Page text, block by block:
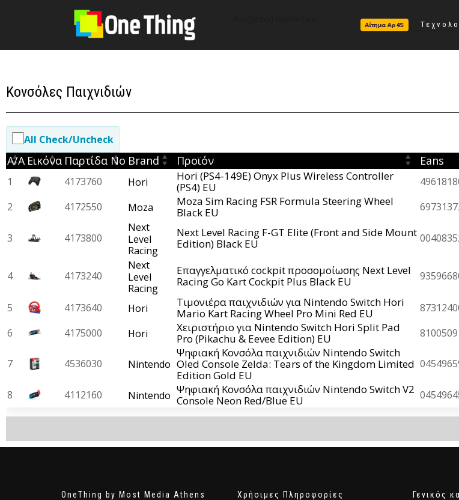
Κονσόλες Παιχνιδιών
All Check/Uncheck
Α/Α Εικόνα Παρτίδα Νο Brand Προϊόν Eans
1 4173760 Hori
Hori (PS4-149E) Onyx Plus Wireless Controller
(PS4) EU
2
4172550 Moza
Moza Sim Racing FSR Formula Steering Wheel
Black EU
3
4173800
Next
Level
Racing
Next Level Racing F-GT Elite (Front and Side Mount
Edition) Black EU
4 4173240
Next
Level
Racing
Επαγγελματικό cockpit προσομοίωσης Next Level
Racing Go Kart Cockpit Plus Black EU
5
4173640 Hori
Τιμονιέρα παιχνιδιών για Nintendo Switch Hori
Mario Kart Racing Wheel Pro Mini Red EU
6
4175000 Hori
Χειριστήριο για Nintendo Switch Hori Split Pad
Pro (Pikachu & Eevee Edition) EU
7
4536030 Nintendo
Ψηφιακή Κονσόλα παιχνιδιών Nintendo Switch
Oled Console Zelda: Tears of the Kingdom Limited
Edition Gold EU
8
4112160 Nintendo Ψηφιακή Κονσόλα παιχνιδιών Nintendo Switch V2
Console Neon Red/Blue EU
OneThing by Most Media Athens Χρήσιμες Πληροφορίες Γενικός